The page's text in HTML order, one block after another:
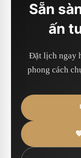
Sẵn
ấn
Đặt lịch ngay
phong cách